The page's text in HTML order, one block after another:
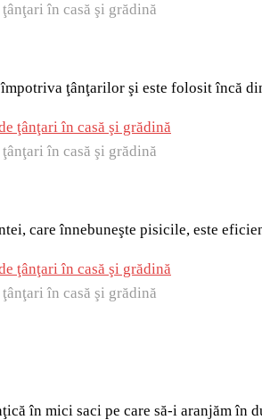
în casă şi grădină
ţânţarilor şi este folosit încă
în casă şi grădină
care înnebuneşte pisicile, este
în casă şi grădină
în mici saci pe care să-i aranjăm